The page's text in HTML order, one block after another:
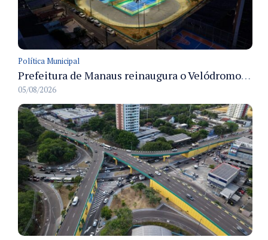
Política Municipal
Prefeitura de Manaus reinaugura o Velódromo Professora Alzira Campos e entrega espaço esportivo totalmente revitalizado
05/08/2026